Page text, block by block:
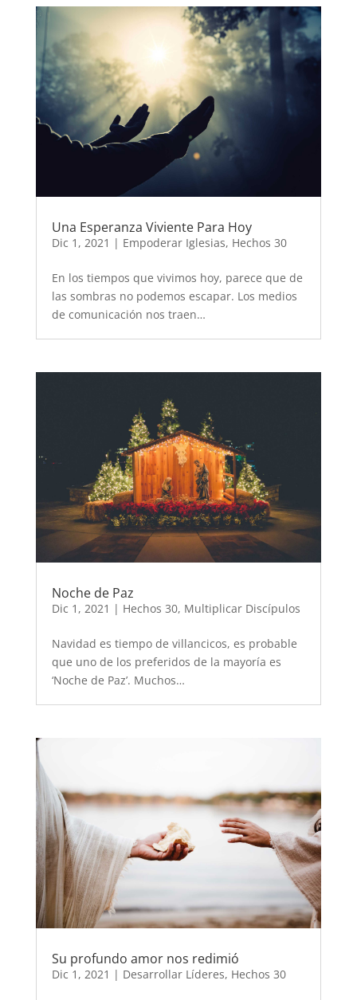
Una Esperanza Viviente Para Hoy
Dic 1, 2021 | Empoderar Iglesias, Hechos 30
En los tiempos que vivimos hoy, parece que de
las sombras no podemos escapar. Los medios
de comunicación nos traen…
Noche de Paz
Dic 1, 2021 | Hechos 30, Multiplicar Discípulos
Navidad es tiempo de villancicos, es probable
que uno de los preferidos de la mayoría es
‘Noche de Paz’. Muchos…
Su profundo amor nos redimió
Dic 1, 2021 | Desarrollar Líderes, Hechos 30